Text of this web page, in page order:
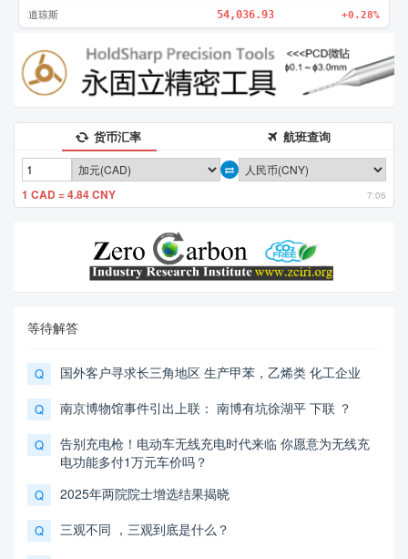
道琼斯 54,036.93 +0.28%
货币汇率 航班查询
1 CAD = 4.84 CNY 7:06
等待解答
Q 国外客户寻求长三角地区 生产甲苯，乙烯类 化工企业
Q 南京博物馆事件引出上联： 南博有坑徐湖平 下联 ？
Q
告别充电枪！电动车无线充电时代来临 你愿意为无线充
电功能多付1万元车价吗？
Q 2025年两院院士增选结果揭晓
Q 三观不同 ，三观到底是什么？